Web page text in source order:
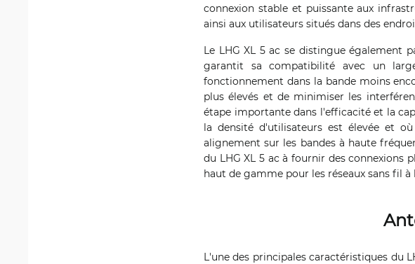
connexion stable et puissante aux
ainsi aux utilisateurs situés dans des
Le LHG XL 5 ac se distingue également
garantit sa compatibilité avec un
fonctionnement dans la bande moins
plus élevés et de minimiser les
étape importante dans l'efficacité et la
la densité d'utilisateurs est élevée et
alignement sur les bandes à haute
du LHG XL 5 ac à fournir des connexions
haut de gamme pour les réseaux sans fil
L'une des principales caractéristiques du